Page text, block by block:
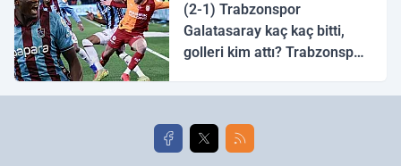
(2-1) Trabzonspor
Galatasaray kaç kaç bitti,
golleri kim attı? Trabzonspor
golleri!